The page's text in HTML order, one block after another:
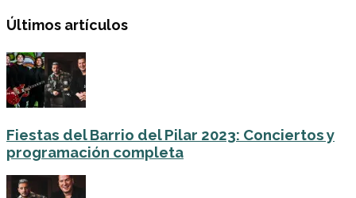
Últimos artículos
Fiestas del Barrio del Pilar 2023: Conciertos y
programación completa